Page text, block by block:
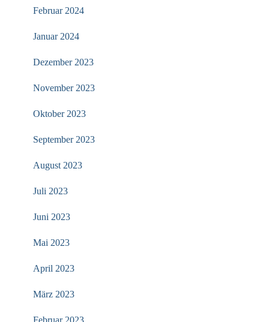
Februar 2024
Januar 2024
Dezember 2023
November 2023
Oktober 2023
September 2023
August 2023
Juli 2023
Juni 2023
Mai 2023
April 2023
März 2023